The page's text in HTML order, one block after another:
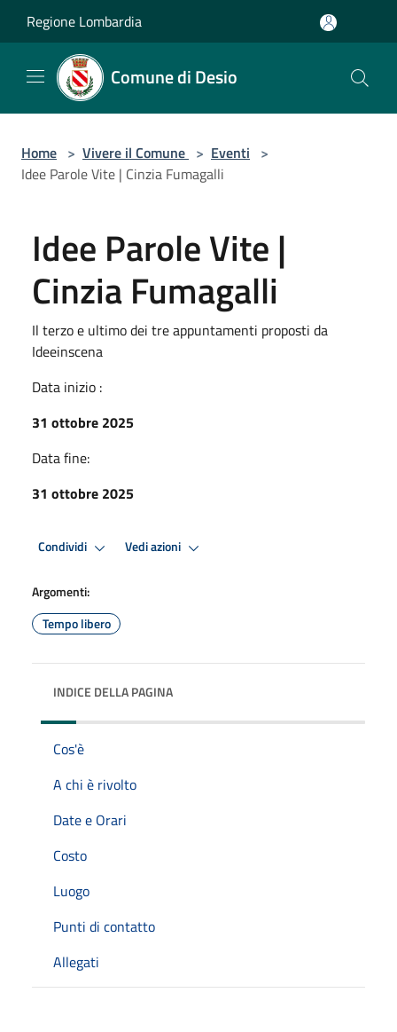
Regione Lombardia
Comune di Desio
Home > Vivere il Comune > Eventi >
Idee Parole Vite | Cinzia Fumagalli
Idee Parole Vite |
Cinzia Fumagalli
Il terzo e ultimo dei tre appuntamenti proposti da
Ideeinscena
Data inizio :
31 ottobre 2025
Data fine:
31 ottobre 2025
Condividi Vedi azioni
Argomenti:
Tempo libero
INDICE DELLA PAGINA
Cos'è
A chi è rivolto
Date e Orari
Costo
Luogo
Punti di contatto
Allegati